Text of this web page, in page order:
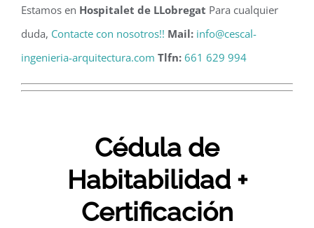
Estamos en Hospitalet de LLobregat Para cualquier
duda, Contacte con nosotros!! Mail: info@cescal-
ingenieria-arquitectura.com Tlfn: 661 629 994
Cédula de
Habitabilidad +
Certificación